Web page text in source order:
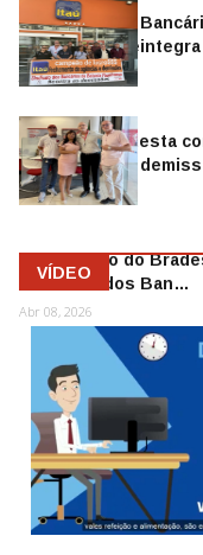
Sindicato dos
Fluminense
Jul 14, 2026
Sindicato protesta
agências e as
Mai 13, 2026
Funcionário do
Sindicato dos Ban…
Abr 08, 2026
VÍDEO